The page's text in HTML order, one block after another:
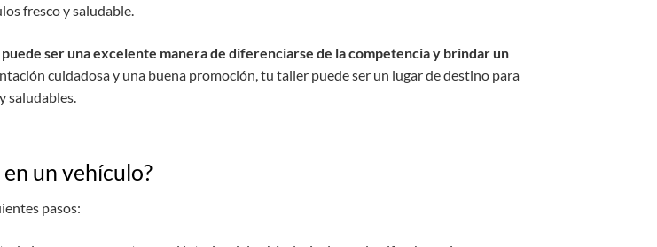
fresco y saludable.
puede ser una excelente manera de diferenciarse de la competencia y brindar un
cuidadosa y una buena promoción, tu taller puede ser un lugar de destino para
saludables.
un vehículo?
pasos: